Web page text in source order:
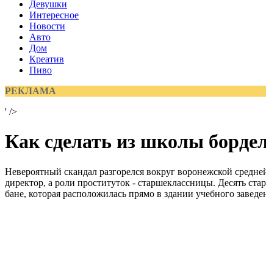
Девушки
Интересное
Новости
Авто
Дом
Креатив
Пиво
РЕКЛАМА
' />
Как сделать из школы
Невероятный скандал разгорелся вокруг воронежской
директор, а роли проституток - старшеклассницы. Десять
бане, которая расположилась прямо в здании учебного